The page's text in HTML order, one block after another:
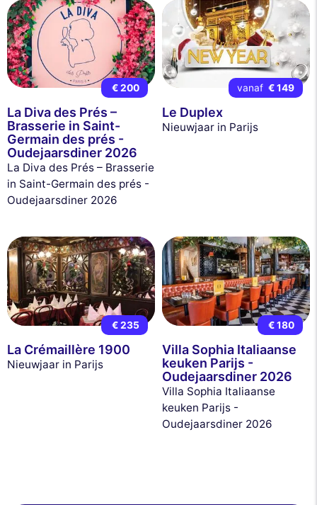
€ 200
La Diva des Prés –
Brasserie in Saint-
Germain des prés -
Oudejaarsdiner 2026
La Diva des Prés – Brasserie
in Saint-Germain des prés -
Oudejaarsdiner 2026
vanaf € 149
Le Duplex
Nieuwjaar in Parijs
€ 235
La Crémaillère 1900
Nieuwjaar in Parijs
€ 180
Villa Sophia Italiaanse
keuken Parijs -
Oudejaarsdiner 2026
Villa Sophia Italiaanse
keuken Parijs -
Oudejaarsdiner 2026